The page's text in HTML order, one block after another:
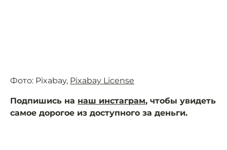
Фото: Pixabay, Pixabay License
Подпишись на наш инстаграм, чтобы увидеть
самое дорогое из доступного за деньги.